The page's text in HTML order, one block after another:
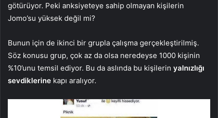
götürüyor. Peki anksiyeteye sahip olmayan kişilerin
Jomo’su yüksek değil mi?
Bunun için de ikinci bir grupla çalışma gerçekleştirilmiş.
Söz konusu grup, çok az da olsa neredeyse 1000 kişinin
%10’unu temsil ediyor. Bu da aslında bu kişilerin yalnızlığı
sevdiklerine kapı aralıyor.